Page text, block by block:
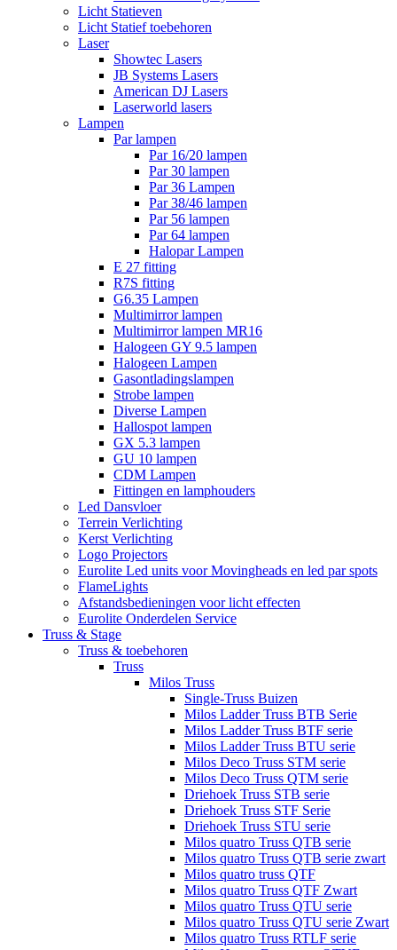
Licht Statieven
Licht Statief toebehoren
Laser
Showtec Lasers
JB Systems Lasers
American DJ Lasers
Laserworld lasers
Lampen
Par lampen
Par 16/20 lampen
Par 30 lampen
Par 36 Lampen
Par 38/46 lampen
Par 56 lampen
Par 64 lampen
Halopar Lampen
E 27 fitting
R7S fitting
G6.35 Lampen
Multimirror lampen
Multimirror lampen MR16
Halogeen GY 9.5 lampen
Halogeen Lampen
Gasontladingslampen
Strobe lampen
Diverse Lampen
Hallospot lampen
GX 5.3 lampen
GU 10 lampen
CDM Lampen
Fittingen en lamphouders
Led Dansvloer
Terrein Verlichting
Kerst Verlichting
Logo Projectors
Eurolite Led units voor Movingheads en led par spots
FlameLights
Afstandsbedieningen voor licht effecten
Eurolite Onderdelen Service
Truss & Stage
Truss & toebehoren
Truss
Milos Truss
Single-Truss Buizen
Milos Ladder Truss BTB Serie
Milos Ladder Truss BTF serie
Milos Ladder Truss BTU serie
Milos Deco Truss STM serie
Milos Deco Truss QTM serie
Driehoek Truss STB serie
Driehoek Truss STF Serie
Driehoek Truss STU serie
Milos quatro Truss QTB serie
Milos quatro Truss QTB serie zwart
Milos quatro truss QTF
Milos quatro Truss QTF Zwart
Milos quatro Truss QTU serie
Milos quatro Truss QTU serie Zwart
Milos quatro Truss RTLF serie